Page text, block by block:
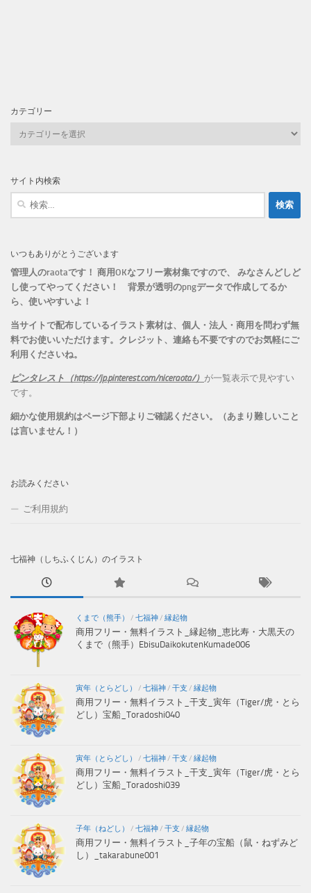
カテゴリー
ー
サイト内検索
いつもありがとうございます
管理人のraotaです！ 商用OKなフリー素材集ですので、 みなさんどしど
し使ってやってください！ 背景が透明のpngデータで作成してるか
ら、 使いやすいよ！
当サイトで配布しているイラスト素材は、個人・法人・商用を問わず無
料でお使いいただけます。 クレジット、連絡も不要ですのでお気軽にご
利用くださいね。
ピンタレスト（https://jp.pinterest.com/niceraota/） が一覧表示で見やすい
です。
細かな使用規約はページ下部よりご確認ください。（あまり難しいこと
は言いません！）
お読みください
ご利用規約
七福神（しちふくじん）のイラスト
くまで（熊手） / 七福神/ 縁起物
商用フリー・無料イラスト_縁起物_恵比寿・大黒天の
くまで（熊手）EbisuDaikokutenKumade006
寅年（とらどし） / 七福神/ 干支 / 縁起物
商用フリー・無料イラスト_干支_寅年（Tiger/虎・とら
どし）宝船_Toradoshi040
寅年（とらどし） / 七福神/ 干支 / 縁起物
商用フリー・無料イラスト_干支_寅年（Tiger/虎・とら
どし）宝船_Toradoshi039
子年（ねどし） / 七福神/ 干支 / 縁起物
商用フリー・無料イラスト_子年の宝船（鼠・ねずみど
し）_takarabune001